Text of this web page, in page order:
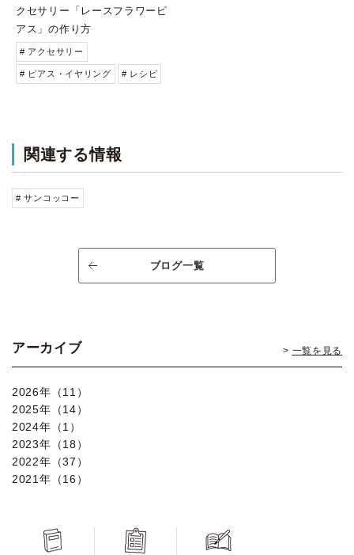
クセサリー「レースフラワーピ
アス」の作り方
# アクセサリー
# ピアス・イヤリング # レシピ
関連する情報
# サンコッコー
ブログ一覧
アーカイブ 一覧を見る
2026年（11）
2025年（14）
2024年（1）
2023年（18）
2022年（37）
2021年（16）